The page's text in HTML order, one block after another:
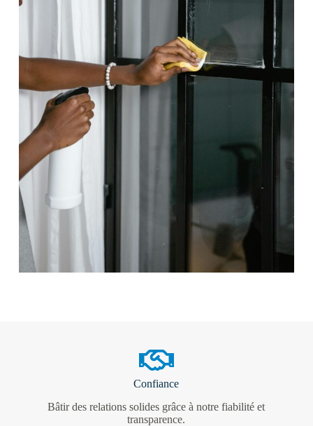
Confiance
Bâtir des relations solides grâce à notre fiabilité et
transparence.